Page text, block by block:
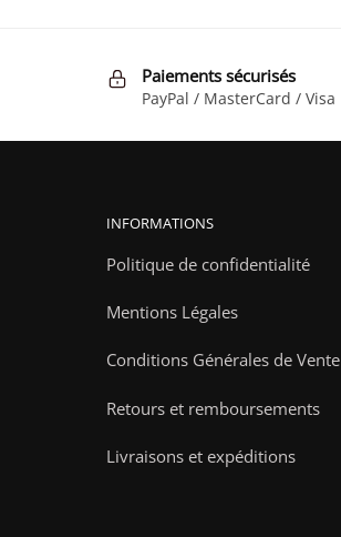
variations.
Les
la
Paiements sécurisés
PayPal / MasterCard / Visa
INFORMATIONS
Politique de confidentialité
Mentions Légales
Conditions Générales de Vente
Retours et remboursements
Livraisons et expéditions